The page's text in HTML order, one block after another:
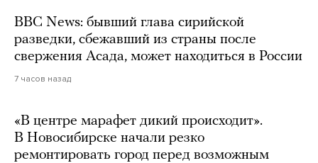
BBC News: бывший глава сирийской
разведки, сбежавший из страны после
свержения Асада, может находиться в России
7 часов назад
«В центре марафет дикий происходит».
В Новосибирске начали резко
ремонтировать город перед возможным